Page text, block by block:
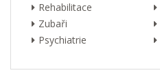
Rehabilitace
Zubaři
Psychiatrie